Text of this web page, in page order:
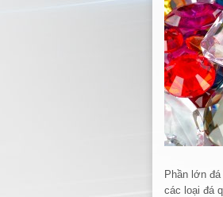
Phần lớn
các loại đá